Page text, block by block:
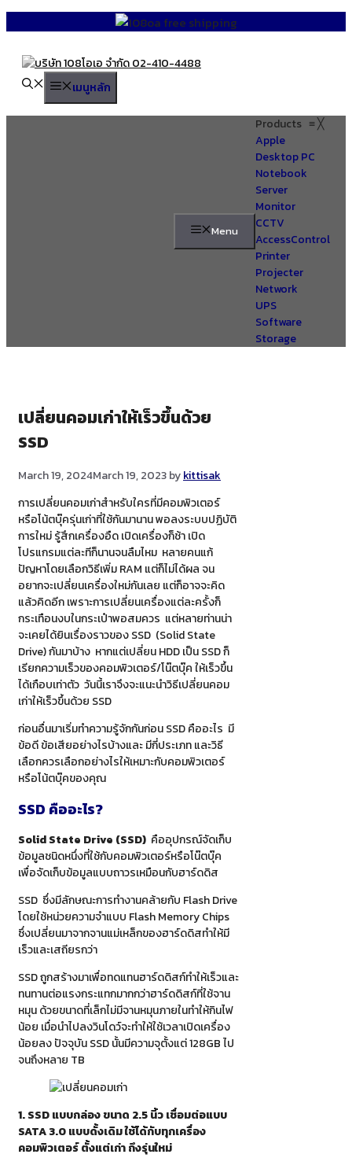
content
เมนูหลัก
Menu
Products ≡╳
Apple
Desktop PC
Notebook
Server
Monitor
CCTV
AccessControl
Printer
Projecter
Network
UPS
Software
Storage
เปลี่ยนคอมเก่าให้เร็วขึ้นด้วย
SSD
March 19, 2024March 19, 2023bykittisak
การเปลี่ยนคอมเก่าสำหรับใครที่มีคอมพิวเตอร์
หรือโน้ตบุ๊ครุ่นเก่าที่ใช้กันมานาน พอลงระบบปฏิบัติ
การใหม่ รู้สึกเครื่องอืด เปิดเครื่องก็ช้า เปิด
โปรแกรมแต่ละทีก็นานจนลืมไหม หลายคนแก้
ปัญหาโดยเลือกวิธีเพิ่ม RAM แต่ก็ไม่ได้ผล จน
อยากจะเปลี่ยนเครื่องใหม่กันเลย แต่ก็อาจจะคิด
แล้วคิดอีก เพราะการเปลี่ยนเครื่องแต่ละครั้งก็
กระเทือนงบในกระเป๋าพอสมควร แต่หลายท่านน่า
จะเคยได้ยินเรื่องราวของ SSD (Solid State
Drive) กันมาบ้าง หากแต่เปลี่ยน HDD เป็น SSD ก็
เรียกความเร็วของคอมพิวเตอร์/โน๊ตบุ๊ค ให้เร็วขึ้น
ได้เกือบเท่าตัว วันนี้เราจึงจะแนะนำวิธีเปลี่ยนคอม
เก่าให้เร็วขึ้นด้วย SSD
ก่อนอื่นมาเริ่มทำความรู้จักกันก่อน SSD คืออะไร มี
ข้อดี ข้อเสียอย่างไรบ้างและ มีกี่ประเภท และวิธี
เลือกควรเลือกอย่างไรให้เหมาะกับคอมพิวเตอร์
หรือโน้ตบุ๊คของคุณ
SSD คืออะไร?
Solid State Drive (SSD) คืออุปกรณ์จัดเก็บ
ข้อมูลชนิดหนึ่งที่ใช้กับคอมพิวเตอร์หรือโน๊ตบุ๊ค
เพื่อจัดเก็บข้อมูลแบบถาวรเหมือนกับฮาร์ดดิส
SSD ซึ่งมีลักษณะการทำงานคล้ายกับ Flash Drive
โดยใช้หน่วยความจำแบบ Flash Memory Chips
ซึ่งเปลี่ยนมาจากจานแม่เหล็กของฮาร์ดดิสทำให้มี
เร็วและเสถียรกว่า
SSD ถูกสร้างมาเพื่อทดแทนฮาร์ดดิสก์ทำให้เร็วและ
ทนทานต่อแรงกระแทกมากกว่าฮาร์ดดิสก์ที่ใช้จาน
หมุน ด้วยขนาดที่เล็กไม่มีจานหมุนภายในทำให้กินไฟ
น้อย เมื่อนำไปลงวินโดว์จะทำให้ใช้เวลาเปิดเครื่อง
น้อยลง ปัจจุบัน SSD นั้นมีความจุตั้งแต่ 128GB ไป
จนถึงหลาย TB
1. SSD แบบกล่อง ขนาด 2.5 นิ้ว เชื่อมต่อแบบ
SATA 3.0 แบบดั้งเดิม ใช้ได้กับทุกเครื่อง
คอมพิวเตอร์ ตั้งแต่เก่า ถึงรุ่นใหม่